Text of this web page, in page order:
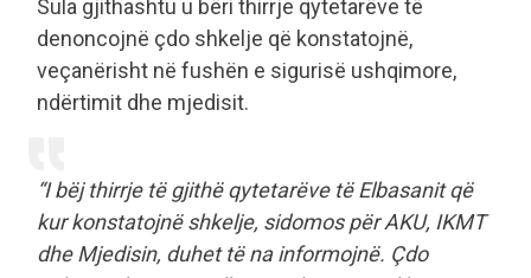
Sula gjithashtu u bëri thirrje qytetarëve të
denoncojnë çdo shkelje që konstatojnë,
veçanërisht në fushën e sigurisë ushqimore,
ndërtimit dhe mjedisit.
“I bëj thirrje të gjithë qytetarëve të Elbasanit që
kur konstatojnë shkelje, sidomos për AKU, IKMT
dhe Mjedisin, duhet të na informojnë. Çdo